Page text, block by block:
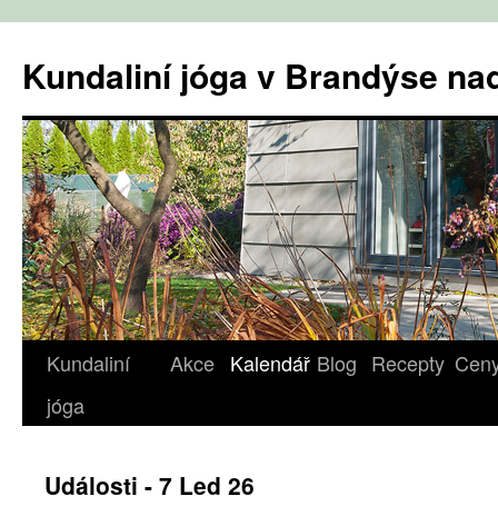
obsahu
webu
Kundaliní jóga v Brandýse
Kundaliní
jóga
Akce Kalendář Blog Recepty
Události - 7 Led 26